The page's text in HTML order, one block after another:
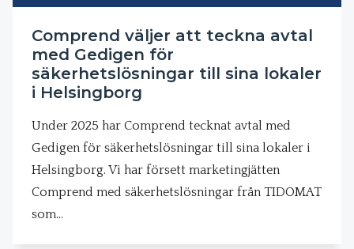
Comprend väljer att teckna avtal
med Gedigen för
säkerhetslösningar till sina lokaler
i Helsingborg
Under 2025 har Comprend tecknat avtal med
Gedigen för säkerhetslösningar till sina lokaler i
Helsingborg. Vi har försett marketingjätten
Comprend med säkerhetslösningar från TIDOMAT
som…